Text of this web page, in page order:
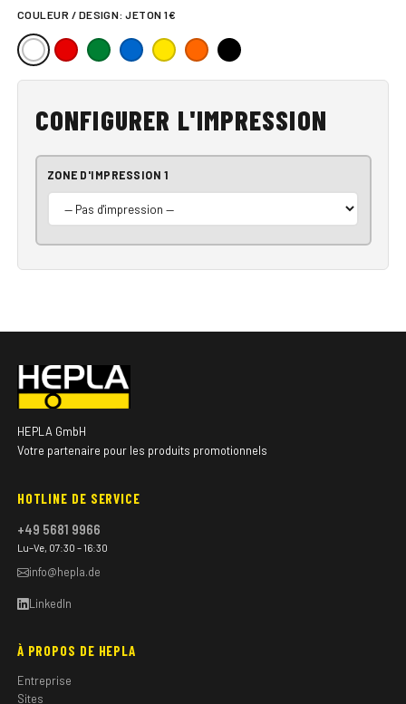
COULEUR / DESIGN:JETON 1€
CONFIGURER L'IMPRESSION
ZONE D'IMPRESSION 1
HEPLA GmbH
Votre partenaire pour les produits promotionnels
HOTLINE DE SERVICE
+49 5681 9966
Lu–Ve, 07:30 – 16:30
info@hepla.de
LinkedIn
À PROPOS DE HEPLA
Entreprise
Sites